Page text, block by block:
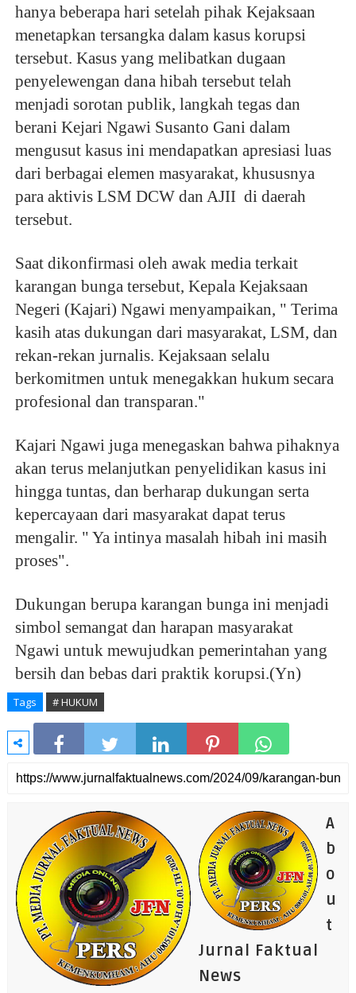
hanya beberapa hari setelah pihak Kejaksaan
menetapkan tersangka dalam kasus korupsi
tersebut. Kasus yang melibatkan dugaan
penyelewengan dana hibah tersebut telah
menjadi sorotan publik, langkah tegas dan
berani Kejari Ngawi Susanto Gani dalam
mengusut kasus ini mendapatkan apresiasi luas
dari berbagai elemen masyarakat, khususnya
para aktivis LSM DCW dan AJII  di daerah
tersebut.
Saat dikonfirmasi oleh awak media terkait
karangan bunga tersebut, Kepala Kejaksaan
Negeri (Kajari) Ngawi menyampaikan, " Terima
kasih atas dukungan dari masyarakat, LSM, dan
rekan-rekan jurnalis. Kejaksaan selalu
berkomitmen untuk menegakkan hukum secara
profesional dan transparan."
Kajari Ngawi juga menegaskan bahwa pihaknya
akan terus melanjutkan penyelidikan kasus ini
hingga tuntas, dan berharap dukungan serta
kepercayaan dari masyarakat dapat terus
mengalir. " Ya intinya masalah hibah ini masih
proses".
Dukungan berupa karangan bunga ini menjadi
simbol semangat dan harapan masyarakat
Ngawi untuk mewujudkan pemerintahan yang
bersih dan bebas dari praktik korupsi.(Yn)
Tags # HUKUM
A
b
o
u
t
Jurnal Faktual
News